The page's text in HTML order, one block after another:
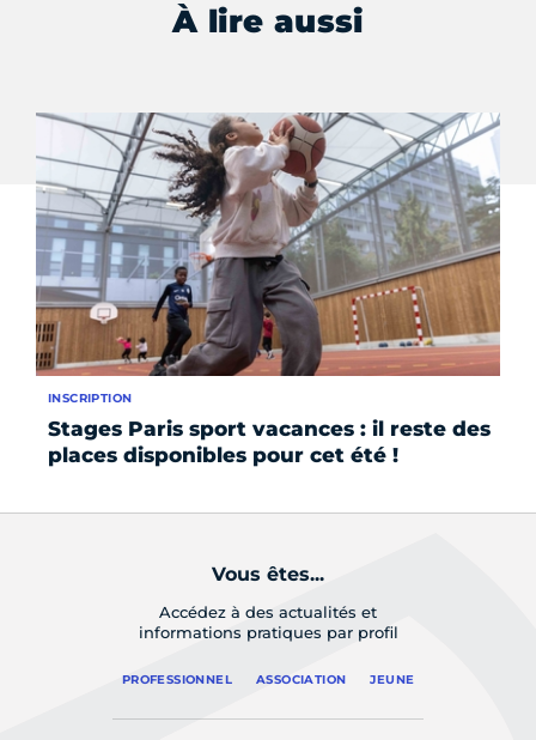
À lire aussi
Stages Paris sport vacances : il reste des
places disponibles pour cet été !
INSCRIPTION
Vous êtes...
Accédez à des actualités et
informations pratiques par profil
PROFESSIONNEL ASSOCIATION JEUNE